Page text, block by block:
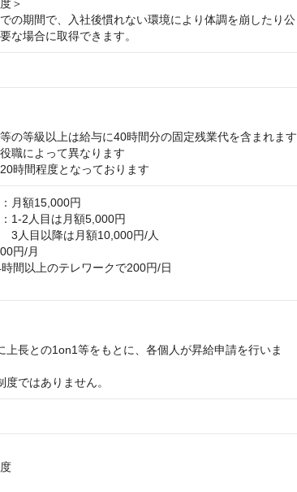
＞
の期間で、入社後慣れない環境により体調を崩したり公
な場合に取得できます。
の等級以上は給与に40時間分の固定残業代を含まれます
職によって異なります
時間程度となっております
月額15,000円
1-2人目は月額5,000円
月額10,000円/人
円/月
間以上のテレワークで200円/日
長との1on1等をもとに、各個人が昇給申請を行いま
ではありません。